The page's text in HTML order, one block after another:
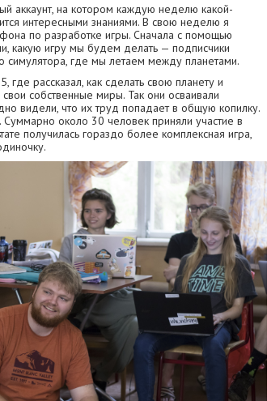
аккаунт, на котором каждую неделю какой-
интересными знаниями. В свою неделю я
по разработке игры. Сначала с помощью
какую игру мы будем делать — подписчики
симулятора, где мы летаем между планетами.
где рассказал, как сделать свою планету и
свои собственные миры. Так они осваивали
видели, что их труд попадает в общую копилку.
около 30 человек приняли участие в
получилась гораздо более комплексная игра,